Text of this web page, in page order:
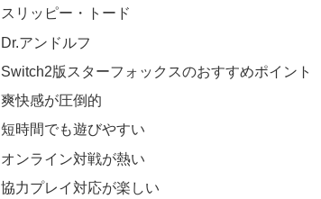
スリッピー・トード
Dr.アンドルフ
Switch2版スターフォックスのおすすめポイント
爽快感が圧倒的
短時間でも遊びやすい
オンライン対戦が熱い
協力プレイ対応が楽しい